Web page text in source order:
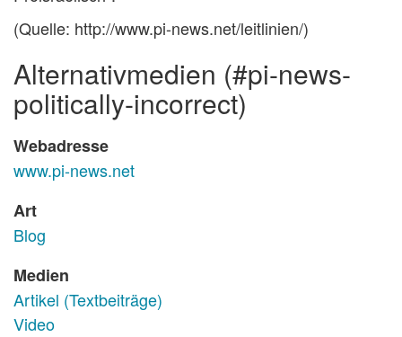
(Quelle: http://www.pi-news.net/leitlinien/)
alternativmedien (#pi-news-
politically-incorrect)
Webadresse
www.pi-news.net
Art
Blog
Medien
Artikel (Textbeiträge)
Video